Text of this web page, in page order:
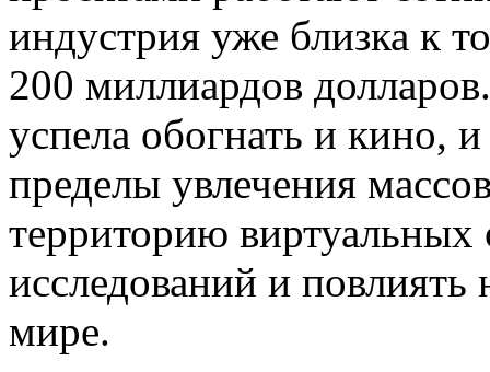
индустрия уже близка к
200 миллиардов
успела обогнать и кино,
пределы увлечения
территорию
исследований и
мире.